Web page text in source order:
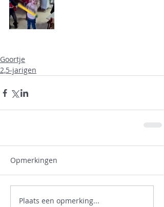
Goortje
2,5-jarigen
Opmerkingen
Plaats een opmerking...